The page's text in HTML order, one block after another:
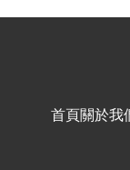
首頁關於我